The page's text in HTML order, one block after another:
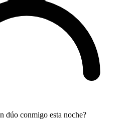
dúo conmigo esta noche?